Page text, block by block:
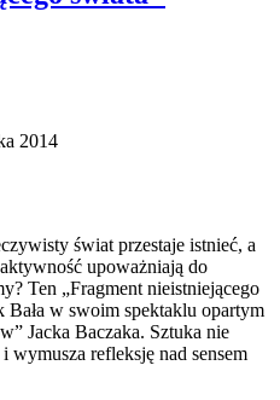
2014
świat przestaje istnieć, a
upoważniają do
Ten „Fragment nieistniejącego
Bała w swoim spektaklu opartym
Jacka Baczaka. Sztuka nie
wymusza refleksję nad sensem